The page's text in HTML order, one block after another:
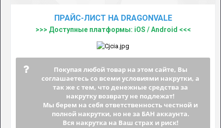
ПРАЙС-ЛИСТ НА DRAGONVALE
>>> Доступные платформы: iOS / Android <<<
Покупая любой товар на этом сайте, Вы
соглашаетесь со всеми условиями накрутки, а
так же с тем, что денежные средства за
накрутку возврату не подлежат!
Мы берем на себя ответственность честной и
полной накрутки, но не за БАН аккаунта.
Вся накрутка на Ваш страх и риск!